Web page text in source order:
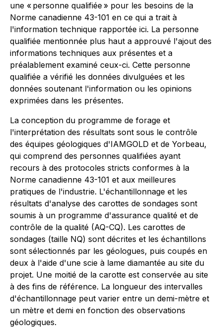
une « personne qualifiée » pour les besoins de la
Norme canadienne 43-101 en ce qui a trait à
l'information technique rapportée ici. La personne
qualifiée mentionnée plus haut a approuvé l'ajout des
informations techniques aux présentes et a
préalablement examiné ceux-ci. Cette personne
qualifiée a vérifié les données divulguées et les
données soutenant l'information ou les opinions
exprimées dans les présentes.
La conception du programme de forage et
l'interprétation des résultats sont sous le contrôle
des équipes géologiques d'IAMGOLD et de Yorbeau,
qui comprend des personnes qualifiées ayant
recours à des protocoles stricts conformes à la
Norme canadienne 43-101 et aux meilleures
pratiques de l'industrie. L'échantillonnage et les
résultats d'analyse des carottes de sondages sont
soumis à un programme d'assurance qualité et de
contrôle de la qualité (AQ-CQ). Les carottes de
sondages (taille NQ) sont décrites et les échantillons
sont sélectionnés par les géologues, puis coupés en
deux à l'aide d'une scie à lame diamantée au site du
projet. Une moitié de la carotte est conservée au site
à des fins de référence. La longueur des intervalles
d'échantillonnage peut varier entre un demi-mètre et
un mètre et demi en fonction des observations
géologiques.